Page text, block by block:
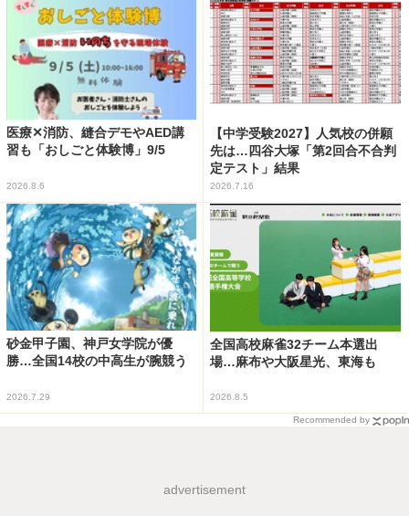
医療✕消防、縫合デモやAED講
習も「おしごと体験博」9/5
2026.8.6
【中学受験2027】人気校の併願
先は…四谷大塚「第2回合不合判
定テスト」結果
2026.7.16
砂金甲子園、神戸女学院が優
勝…全国14校の中高生が腕競う
2026.7.29
全国高校麻雀32チーム本選出
場…麻布や大阪星光、東海も
2026.8.5
Recommended by
advertisement